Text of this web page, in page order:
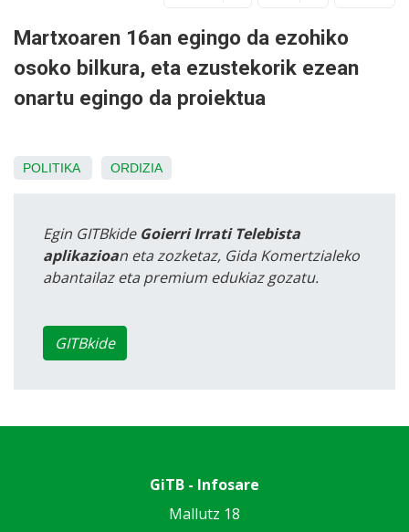
Martxoaren 16an egingo da ezohiko
osoko bilkura, eta ezustekorik ezean
onartu egingo da proiektua
POLITIKA ORDIZIA
Egin GITBkide Goierri Irrati Telebista
aplikazioan eta zozketaz, Gida Komertzialeko
abantailaz eta premium edukiaz gozatu.
GITBkide
GiTB - Infosare
Mallutz 18